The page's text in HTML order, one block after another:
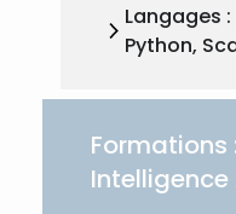
Langages
Python,
Formations